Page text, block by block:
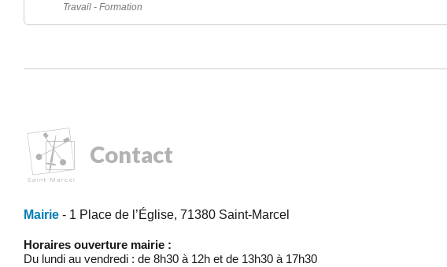
Travail - Formation
Contact
Mairie - 1 Place de l’Église, 71380 Saint-Marcel
Horaires ouverture mairie :
Du lundi au vendredi : de 8h30 à 12h et de 13h30 à 17h30